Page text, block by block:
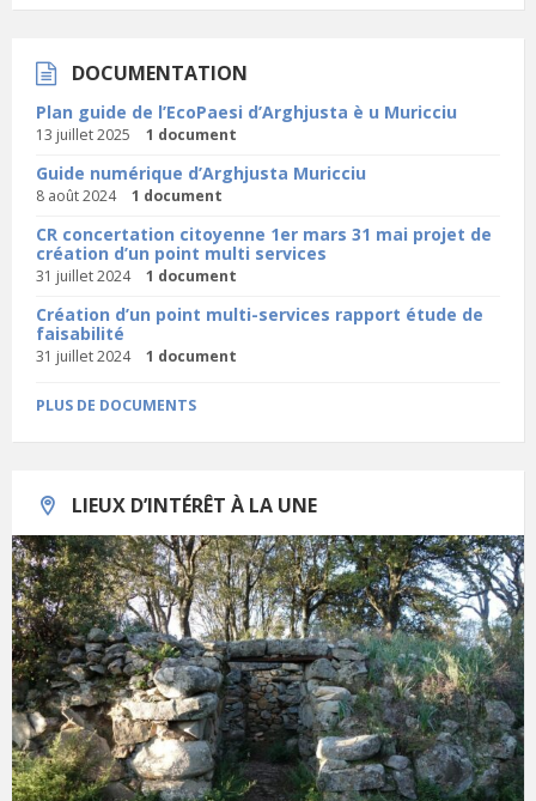
DOCUMENTATION
Plan guide de l’EcoPaesi d’Arghjusta è u Muricciu
13 juillet 2025 1 document
Guide numérique d’Arghjusta Muricciu
8 août 2024 1 document
CR concertation citoyenne 1er mars 31 mai projet de
création d’un point multi services
31 juillet 2024 1 document
Création d’un point multi-services rapport étude de
faisabilité
31 juillet 2024 1 document
PLUS DE DOCUMENTS
LIEUX D’INTÉRÊT À LA UNE